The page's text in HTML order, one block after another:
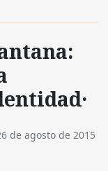
de agosto de 2015